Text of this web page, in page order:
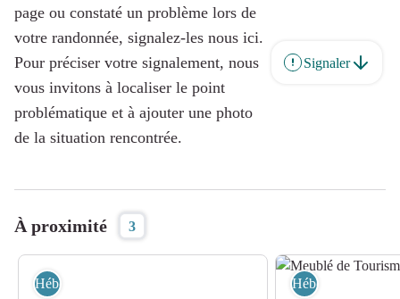
page ou constaté un problème lors de
votre randonnée, signalez-les nous ici.
Pour préciser votre signalement, nous
vous invitons à localiser le point
problématique et à ajouter une photo
de la situation rencontrée.
Signaler
À proximité 3
Hébergement Hébergement